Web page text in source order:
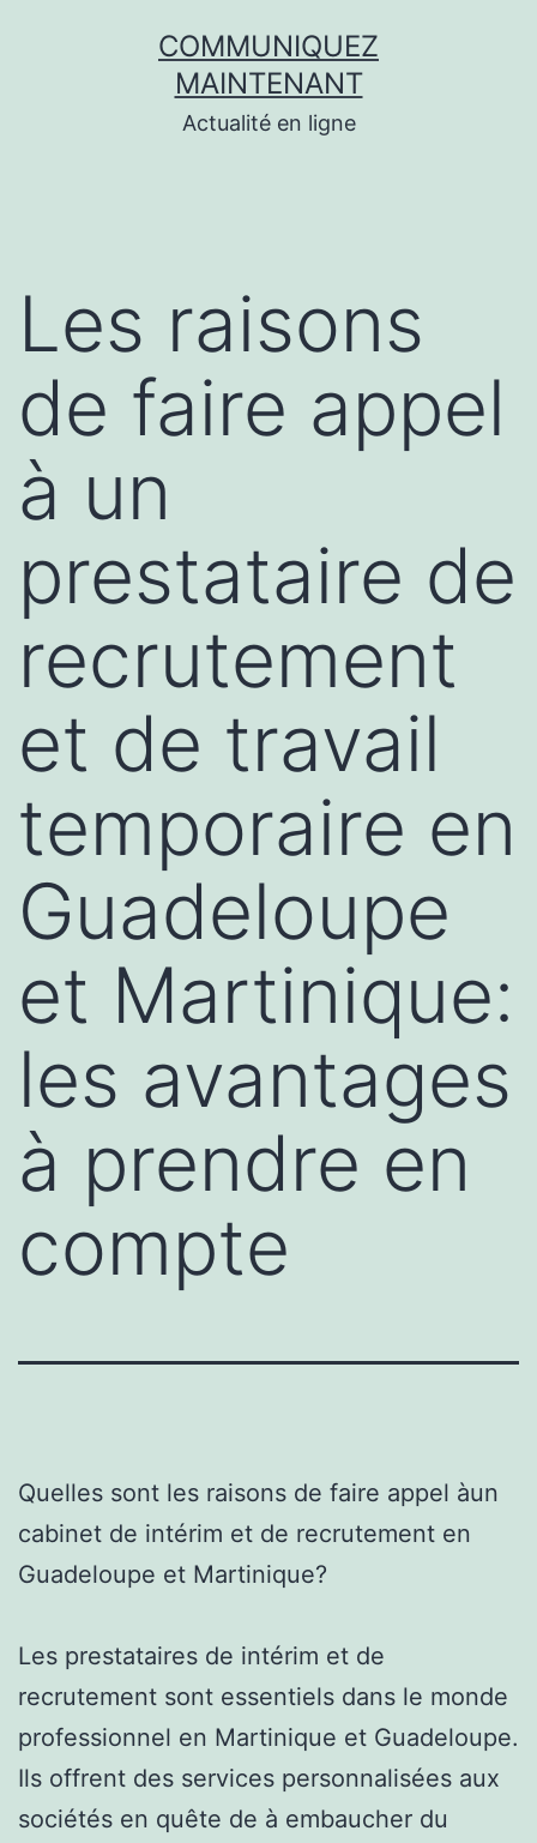
COMMUNIQUEZ
MAINTENANT
Actualité en ligne
Les raisons
de faire appel
à un
prestataire de
recrutement
et de travail
temporaire en
Guadeloupe
et Martinique:
les avantages
à prendre en
compte
Quelles sont les raisons de faire appel àun
cabinet de intérim et de recrutement en
Guadeloupe et Martinique?
Les prestataires de intérim et de
recrutement sont essentiels dans le monde
professionnel en Martinique et Guadeloupe.
Ils offrent des services personnalisées aux
sociétés en quête de à embaucher du